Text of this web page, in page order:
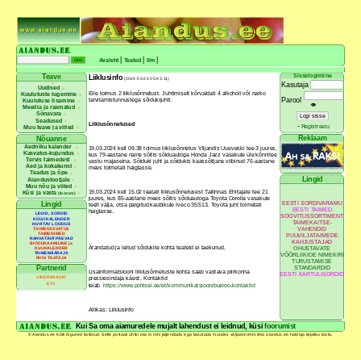
Avaleht Teated Ilm
Teave
Uudised
Kuulutuste lugemine
Kuulutuse lisamine
Meedia ja raamatud
Sõnavara
Seadused
Muu teave ja viited
Nõuanne
Aedniku kalender
Kasvatus-kujundus
Tervis taimedest
Aed ja kokakunst
Teadus ja õpe
Aiandustootjale
Muu nõu ja viited
Küsi ja vasta(foorum)
Lingid
LIIGID, SORDID
KÜLVIKALENDER
HUVITAV LOODUS
TAIMEKASVATUS
TAIMENIMED
RAHVATÄHTPÄEVAD
BIODÜNAAMILINE ja
KUUKALENDER
TAIMEMÄÄRAJA
RIIGI TEATAJA
Partnerid
VIKERRAADIO
ETV
Liiklusinfo (2024-03-20 05:43:11)
Eile toimus 2 liiklusõnnetust. Juhtimiselt kõrvaldati 4 alkoholi või narko
tarvitamistunnustega sõidukijuhti.
Liiklusõnnetused
19.03.2024 kell 09.38 toimus liiklusõnnetus Viljandis Uueveski tee 3 juures,
kus 79-aastane naine sõitis sõiduautoga Honda Jazz vasakule üle kõnnitee
vastu majaseina. Sõiduki juht ja sõidukis kaassõitjana viibinud 76-aastane
mees toimetati haiglasse.
19.03.2024 kell 15.02 teatati liiklusõnnetusest Tallinnas Ehitajate tee 21
juures, kus 85-aastane mees sõitis sõiduautoga Toyota Corolla vasakule
teelt välja, otsa pargitud kaubikule Iveco 35S13. Toyota juht toimetati
haiglasse.
Ärandatud ja leitud sõidukite kohta teateid ei laekunud.
Lisainformatsiooni liiklusõnnetuste kohta saab vastava piirkonna
pressiesindaja käest. Kontaktid
leiabhttps://www.politsei.ee/et/kommunikatsioonibueroo-kontaktid
Allikas: Liiklusinfo
Sisselogimine
Kasutaja
Parool
👁
- Registreeru
Reklaam
Lingid
EESTI SORDIVARAMU
EESTI TAIMED
SOOVITUSSORTIMENT
TAIMEKAITSE-
VAHENDID
PUUVILJATAIMEDE
KAHJUSTAJAD
OHUSTAVATE
VÕÕRLIIKIDE NIMEKIRI
TURUSTAMISE
STANDARDID
EESTI KARTULISORDID
Kui Sa oma aiamuredele mujalt lahendust ei leidnud, küsi foorumist
© Aiandus.ee Kõik õigused kaitstud. Selle portaali ühtki osa ei tohi jäljendada ega kasutada muudes väljaannetes ilma aiandus.ee haldaja kirjaliku loata.